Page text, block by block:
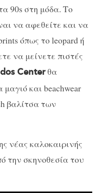
90s στη μόδα. Το
να αφεθείτε και να
όπως το leopard ή
να μείνετε πιστές
Centerθα
και beachwear
βαλίτσα των
νέας καλοκαιρινής
την σκηνοθεσία του